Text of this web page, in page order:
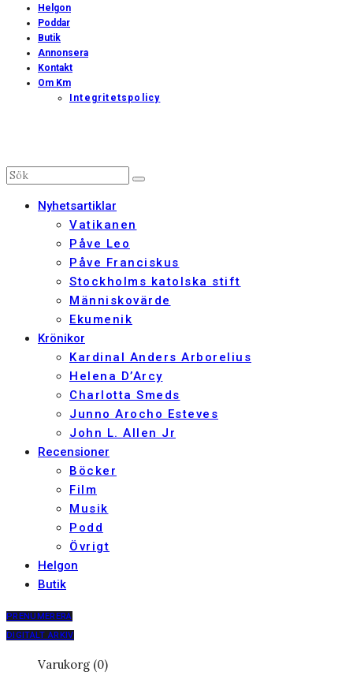
Helgon
Poddar
Butik
Annonsera
Kontakt
Om Km
Integritetspolicy
Nyhetsartiklar
Vatikanen
Påve Leo
Påve Franciskus
Stockholms katolska stift
Människovärde
Ekumenik
Krönikor
Kardinal Anders Arborelius
Helena D’Arcy
Charlotta Smeds
Junno Arocho Esteves
John L. Allen Jr
Recensioner
Böcker
Film
Musik
Podd
Övrigt
Helgon
Butik
PRENUMERERA
DIGITALT ARKIV
Varukorg (0)